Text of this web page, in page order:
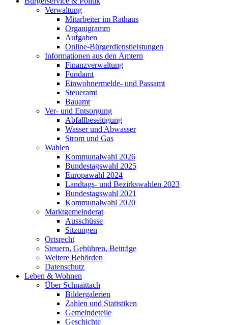
Verwaltung
Mitarbeiter im Rathaus
Organigramm
Aufgaben
Online-Bürgerdienstleistungen
Informationen aus den Ämtern
Finanzverwaltung
Fundamt
Einwohnermelde- und Passamt
Steueramt
Bauamt
Ver- und Entsorgung
Abfallbeseitigung
Wasser und Abwasser
Strom und Gas
Wahlen
Kommunalwahl 2026
Bundestagswahl 2025
Europawahl 2024
Landtags- und Bezirkswahlen 2023
Bundestagswahl 2021
Kommunalwahl 2020
Marktgemeinderat
Ausschüsse
Sitzungen
Ortsrecht
Steuern, Gebühren, Beiträge
Weitere Behörden
Datenschutz
Leben & Wohnen
Über Schnaittach
Bildergalerien
Zahlen und Statistiken
Gemeindeteile
Geschichte